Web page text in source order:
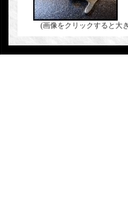
(画像をクリックすると大